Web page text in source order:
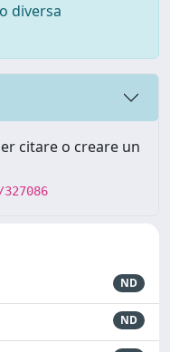
diversa
citare o creare un
ND
ND